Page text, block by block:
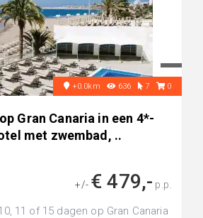
+0.0km 636 7 0
Gran Canaria in een 4*-
met zwembad, ..
+/- € 479,- p.p.
11 of 15 dagen op Gran Canaria